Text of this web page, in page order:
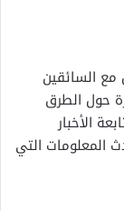
السائقين
حول الطرق
الأخبار
المعلومات التي